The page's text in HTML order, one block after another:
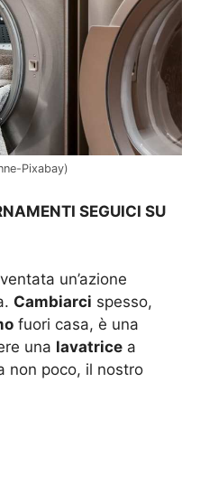
Pixabay)
SEGUICI SU
un’azione
Cambiarci spesso,
fuori casa, è una
una lavatrice a
non poco, il nostro